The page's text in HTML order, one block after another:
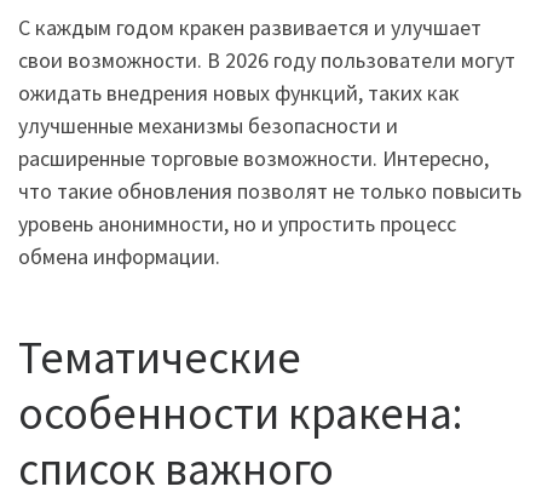
С каждым годом кракен развивается и улучшает
свои возможности. В 2026 году пользователи могут
ожидать внедрения новых функций, таких как
улучшенные механизмы безопасности и
расширенные торговые возможности. Интересно,
что такие обновления позволят не только повысить
уровень анонимности, но и упростить процесс
обмена информации.
Тематические
особенности кракена:
список важного